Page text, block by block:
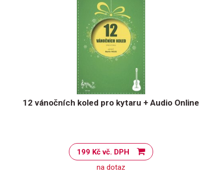
12 vánočních koled pro kytaru + Audio Online
199 Kč vč. DPH
na dotaz